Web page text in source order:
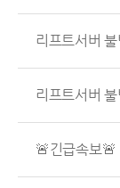
리프트서버
리프트서버
🚨긴급속보🚨